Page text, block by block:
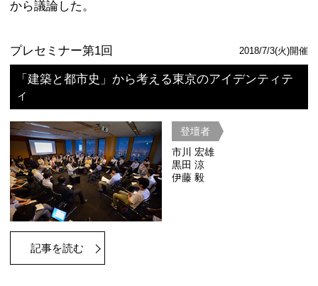
記事を読む イベントサイト
プレセミナー第2回